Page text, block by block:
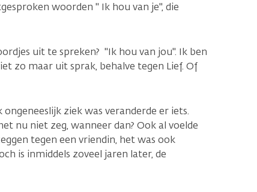
woorden " Ik hou van je", die
uit te spreken? "Ik hou van jou". Ik ben
zo maar uit sprak, behalve tegen Lief. Of
ziek was veranderde er iets.
nu niet zeg, wanneer dan? Ook al voelde
tegen een vriendin, het was ook
is inmiddels zoveel jaren later, de